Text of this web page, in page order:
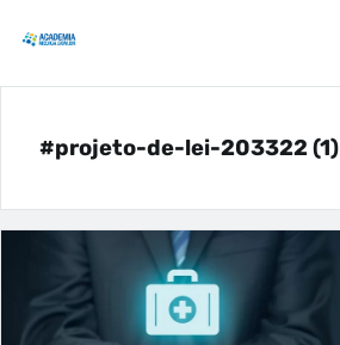
#projeto-de-lei-203322 (1)